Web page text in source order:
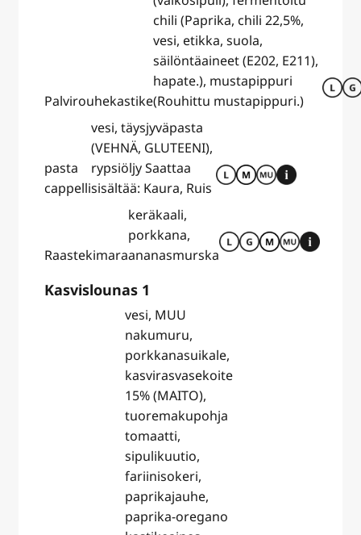
Palvirouhekastike
chili (Paprika, chili 22,5%,
vesi, etikka, suola,
säilöntäaineet (E202, E211),
hapate.), mustapippuri
(Rouhittu mustapippuri.)
pasta
cappelli
vesi, täysjyväpasta
(VEHNÄ, GLUTEENI),
rypsiöljy Saattaa
sisältää: Kaura, Ruis
Raastekimara
keräkaali,
porkkana,
ananasmurska
Kasvislounas 1
vesi, MUU
nakumuru,
porkkanasuikale,
kasvirasvasekoite
15% (MAITO),
tuoremakupohja
tomaatti,
sipulikuutio,
fariinisokeri,
paprikajauhe,
paprika-oregano